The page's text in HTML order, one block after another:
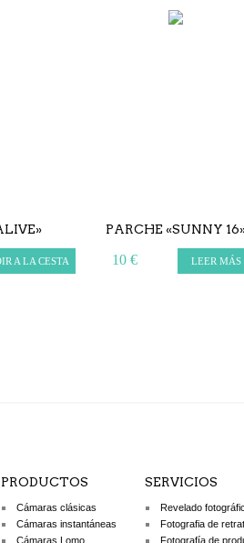
A LA CESTA
PARCHE «SUNNY
10 € LEER MÁS
PRODUCTOS
Cámaras clásicas
Cámaras instantáneas
Cámaras Lomo
SERVICIOS
Revelado
Fotografia de
Fotografía de